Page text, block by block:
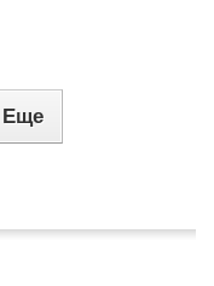
Еще